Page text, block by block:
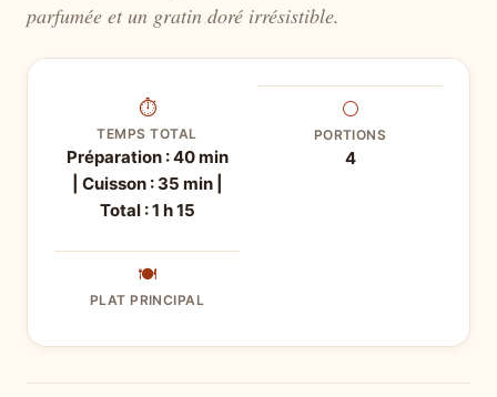
parfumée et un gratin doré irrésistible.
⏱
TEMPS TOTAL
Préparation : 40 min
| Cuisson : 35 min |
Total : 1 h 15
⚪
PORTIONS
4
🍽
PLAT PRINCIPAL